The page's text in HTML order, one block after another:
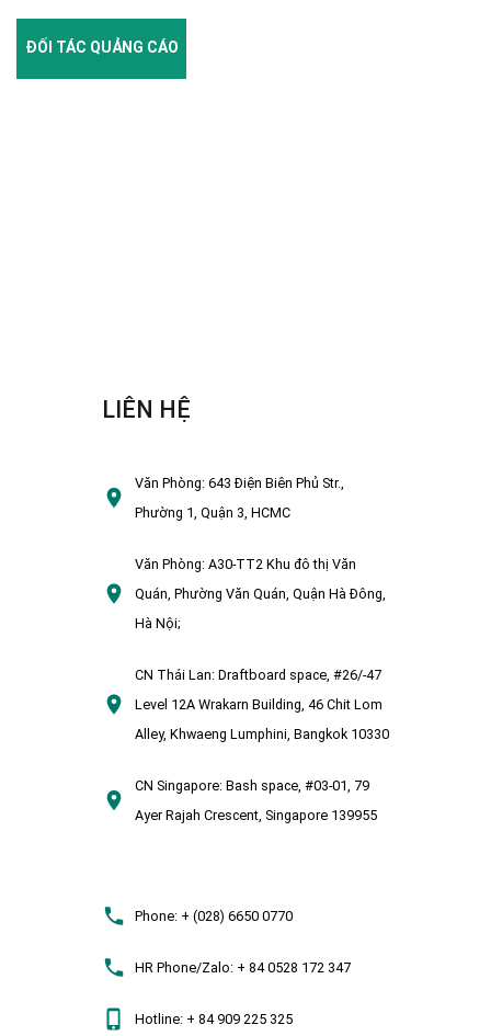
ĐỐI TÁC QUẢNG CÁO
LIÊN HỆ
Văn Phòng:643 Điện Biên Phủ Str.,
Phường 1, Quận 3, HCMC
Văn Phòng:A30-TT2 Khu đô thị Văn
Quán, Phường Văn Quán, Quận Hà Đông,
Hà Nội;
CN Thái Lan: Draftboard space, #26/-47
Level 12A Wrakarn Building, 46 Chit Lom
Alley, Khwaeng Lumphini, Bangkok 10330
CN Singapore: Bash space, #03-01, 79
Ayer Rajah Crescent, Singapore 139955
Phone:+ (028) 6650 0770
HR Phone/Zalo:+ 84 0528 172 347
Hotline:+ 84 909 225 325